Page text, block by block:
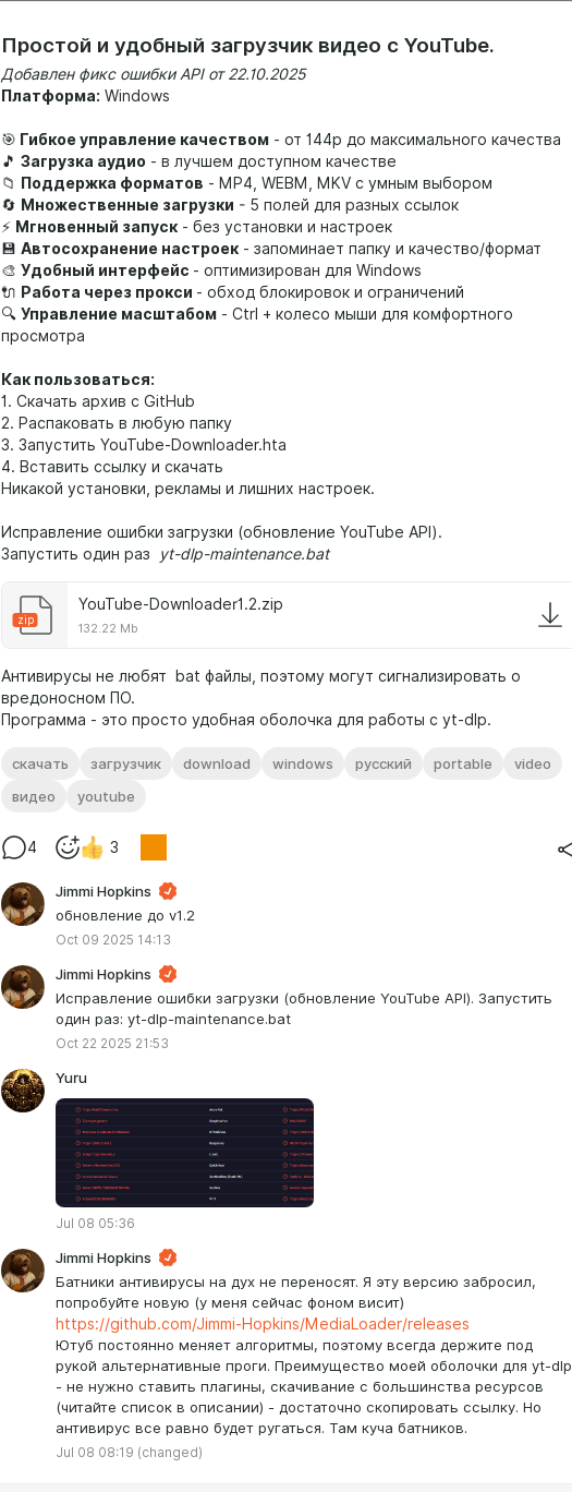
Простой и удобный загрузчик видео с YouTube.
Добавлен фикс ошибки API от 22.10.2025
Платформа: Windows
🎯 Гибкое управление качеством - от 144p до максимального качества
🎵 Загрузка аудио - в лучшем доступном качестве
📁
Поддержка форматов - MP4, WEBM, MKV с умным выбором
🔄 Множественные загрузки - 5 полей для разных ссылок
⚡ Мгновенный запуск - без установки и настроек
💾 Автосохранение настроек - запоминает папку и качество/формат
🎨 Удобный интерфейс - оптимизирован для Windows
🔌 Работа через прокси - обход блокировок и ограничений
🔍 Управление масштабом - Ctrl + колесо мыши для комфортного
просмотра
Как пользоваться:
1. Скачать архив с GitHub
2. Распаковать в любую папку
3. Запустить YouTube-Downloader.hta
4. Вставить ссылку и скачать
Никакой установки, рекламы и лишних настроек.
Исправление ошибки загрузки (обновление YouTube API).
Запустить один раз yt-dlp-maintenance.bat
zip
YouTube-Downloader1.2.zip
132.22 Mb
Антивирусы не любят bat файлы, поэтому могут сигнализировать о
вредоносном ПО.
Программа - это просто удобная оболочка для работы с yt-dlp.
скачать загрузчик download windows русский portable
video
видео
youtube
4 3
Jimmi Hopkins
обновление до v1.2
Oct 09 2025 14:13
Jimmi Hopkins
Исправление ошибки загрузки (обновление YouTube API). Запустить
один раз: yt-dlp-maintenance.bat
Oct 22 2025 21:53
Yuru
Jul 08 05:36
Jimmi Hopkins
Батники антивирусы на дух не переносят. Я эту версию забросил,
попробуйте новую (у меня сейчас фоном висит)
https://github.com/Jimmi-Hopkins/MediaLoader/releases
Ютуб постоянно меняет алгоритмы, поэтому всегда держите под
рукой альтернативные проги. Преимущество моей оболочки для yt-dlp
- не нужно ставить плагины, скачивание с большинства ресурсов
(читайте список в описании) - достаточно скопировать ссылку. Но
антивирус все равно будет ругаться. Там куча батников.
Jul 08 08:19 (changed)